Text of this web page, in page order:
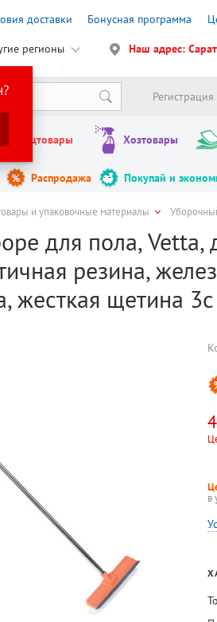
доставки Бонусная программа
регионы Наш адрес:
Регистрация
Канцтовары Хозтовары
Распродажа Покупай и
и упаковочные материалы
для пола,
резина,
жесткая щетина 3с
в